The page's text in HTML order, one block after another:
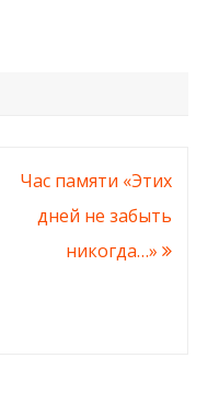
Час памяти «Этих
дней не забыть
никогда…»